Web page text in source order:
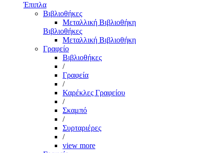
Έπιπλα
Βιβλιοθήκες
Μεταλλική Βιβλιοθήκη
Βιβλιοθήκες
Μεταλλική Βιβλιοθήκη
Γραφείο
Βιβλιοθήκες
/
Γραφεία
/
Καρέκλες Γραφείου
/
Σκαμπό
/
Συρταριέρες
/
view more